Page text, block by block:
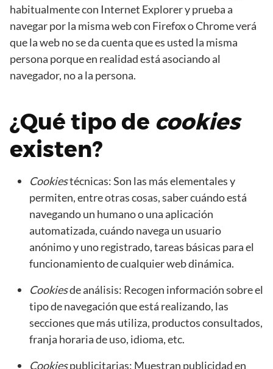
habitualmente con Internet Explorer y prueba a
navegar por la misma web con Firefox o Chrome verá
que la web no se da cuenta que es usted la misma
persona porque en realidad está asociando al
navegador, no a la persona.
¿Qué tipo de cookies
existen?
Cookiestécnicas: Son las más elementales y
permiten, entre otras cosas, saber cuándo está
navegando un humano o una aplicación
automatizada, cuándo navega un usuario
anónimo y uno registrado, tareas básicas para el
funcionamiento de cualquier web dinámica.
Cookiesde análisis: Recogen información sobre el
tipo de navegación que está realizando, las
secciones que más utiliza, productos consultados,
franja horaria de uso, idioma, etc.
Cookiespublicitarias: Muestran publicidad en